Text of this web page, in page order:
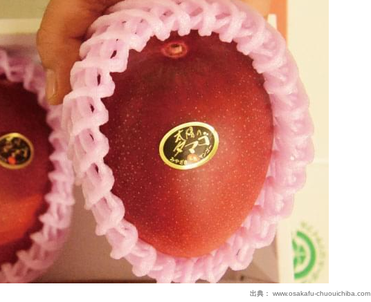
出典： www.osakafu-chuouichiba.com